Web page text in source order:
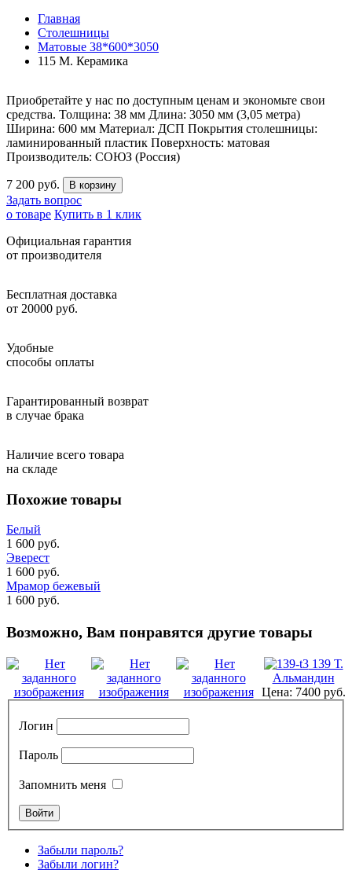
Главная
Столешницы
Матовые 38*600*3050
115 М. Керамика
Приобретайте у нас по доступным ценам и экономьте свои
средства. Толщина: 38 мм Длина: 3050 мм (3,05 метра)
Ширина: 600 мм Материал: ДСП Покрытия столешницы:
ламинированный пластик Поверхность: матовая
Производитель: СОЮЗ (Россия)
7 200 руб.
Задать вопрос
о товаре Купить в 1 клик
Официальная гарантия
от производителя
Бесплатная доставка
от 20000 руб.
Удобные
способы оплаты
Гарантированный возврат
в случае брака
Наличие всего товара
на складе
Похожие товары
Белый
1 600 руб.
Эверест
1 600 руб.
Мрамор бежевый
1 600 руб.
Возможно, Вам понравятся другие товары
139 Т.
Альмандин
Цена: 7400 руб.
Логин
Пароль
Запомнить меня
Забыли пароль?
Забыли логин?